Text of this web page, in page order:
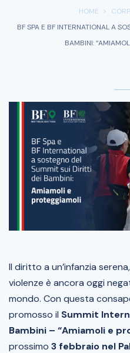
HOME
BF SPA E BF INTERNATIONAL A
BAMBINI:
Il diritto a un’infanzia
violenze è ancora oggi
mondo. Con questa
promosso il Summit
Bambini – “Amiamoli e
prossimo 3 febbraio nel